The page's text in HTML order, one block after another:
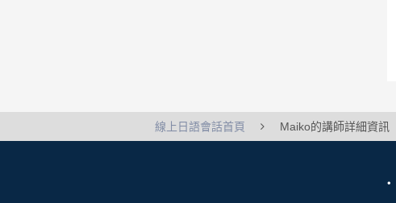
線上日語會話首頁 Maiko的講師詳細資訊